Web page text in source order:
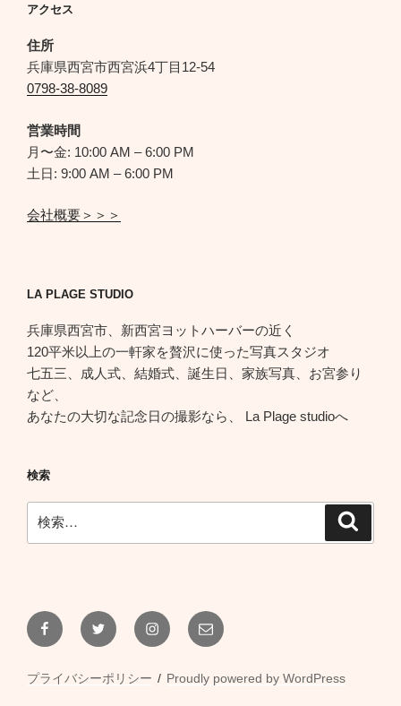
アクセス
住所
兵庫県西宮市西宮浜4丁目12-54
0798-38-8089
営業時間
月〜金: 10:00 AM – 6:00 PM
土日: 9:00 AM – 6:00 PM
会社概要＞＞＞
LA PLAGE STUDIO
兵庫県西宮市、新西宮ヨットハーバーの近く
120平米以上の一軒家を贅沢に使った写真スタジオ
七五三、成人式、結婚式、誕生日、家族写真、お宮参り
など、
あなたの大切な記念日の撮影なら、 La Plage studioへ
検索
索:
FacebookTwitter Instagramメ
ー
プライバシーポリシー Proudly powered by WordPress